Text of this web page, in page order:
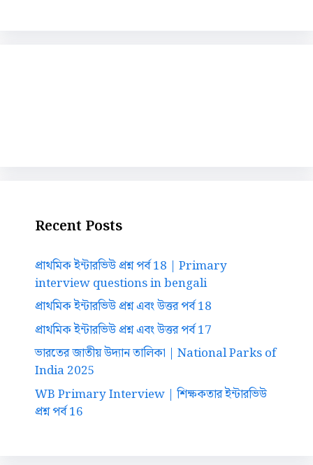
Recent Posts
প্রাথমিক ইন্টারভিউ প্রশ্ন পর্ব 18 | Primary
interview questions in bengali
প্রাথমিক ইন্টারভিউ প্রশ্ন এবং উত্তর পর্ব 18
প্রাথমিক ইন্টারভিউ প্রশ্ন এবং উত্তর পর্ব 17
ভারতের জাতীয় উদ্যান তালিকা | National Parks of
India 2025
WB Primary Interview | শিক্ষকতার ইন্টারভিউ
প্রশ্ন পর্ব 16